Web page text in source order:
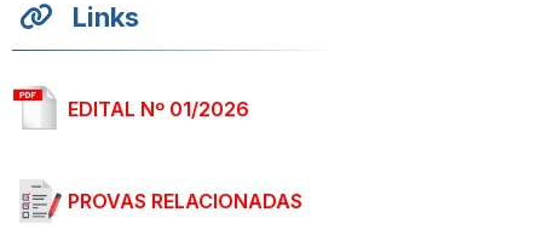
Links
EDITAL Nº 01/2026
PROVAS RELACIONADAS